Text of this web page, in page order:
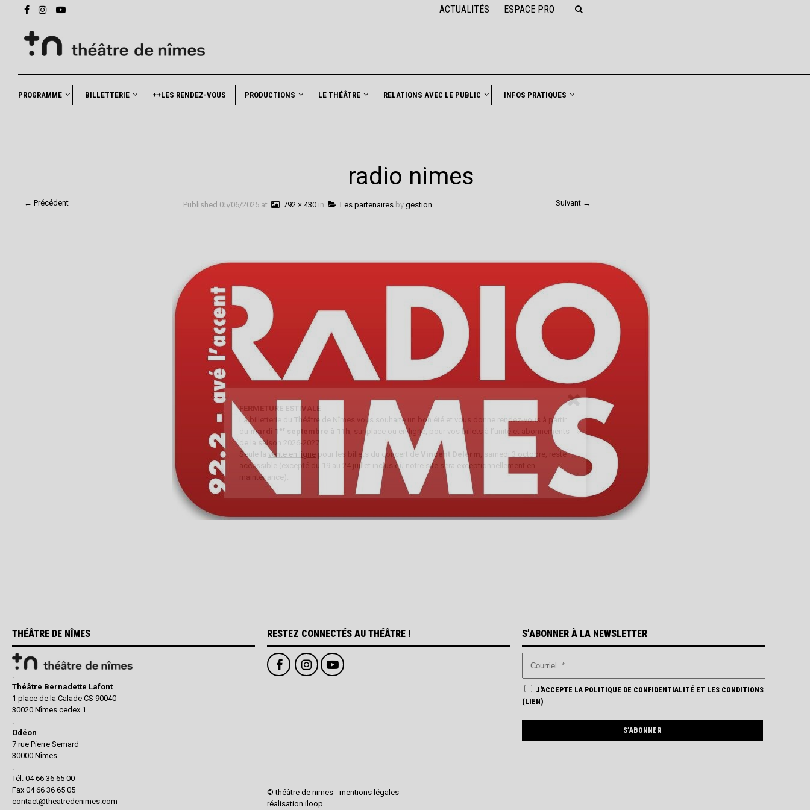
ACTUALITÉS ESPACE PRO
PROGRAMME BILLETTERIE ++LES RENDEZ-VOUS PRODUCTIONS LE THÉÂTRE RELATIONS AVEC LE PUBLIC INFOS PRATIQUES
radio nimes
Published 05/06/2025at 792 × 430in Les partenairesby gestion
← Précédent Suivant →
THÉÂTRE DE NÎMES
.
Théâtre Bernadette Lafont
1 place de la Calade CS 90040
30020 Nîmes cedex 1
.
Odéon
7 rue Pierre Semard
30000 Nîmes
.
Tél. 04 66 36 65 00
Fax 04 66 36 65 05
contact@theatredenimes.com
RESTEZ CONNECTÉS AU THÉÂTRE ! S’ABONNER À LA NEWSLETTER
J'ACCEPTE LA POLITIQUE DE CONFIDENTIALITÉ ET LES CONDITIONS
( LIEN )
© théâtre de nimes -mentions légales
réalisationiloop
FERMETURE ESTIVALE
La billetterie du Théâtre de Nîmes vous souhaite un bon été et vous donne rendez-vous à partir
du mardi 1 er septembre à 11h, sur place ou en ligne, pour vos billets à l’unité et abonnements
de la saison 2026-2027.
Seule la vente en ligne pour les billets du concert de Vincent Delerm , samedi 3 octobre, reste
accessible (excepté du 19 au 24 juillet inclus où notre site sera exceptionnellement en
maintenance).